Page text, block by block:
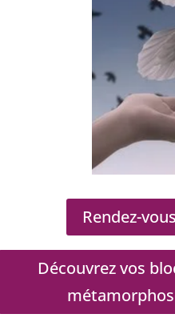
Rendez-
Découvrez vos